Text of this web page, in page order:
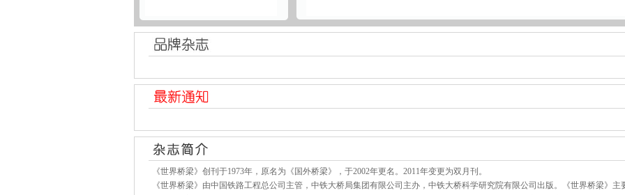
《世界桥梁》创刊于1973年，原名为《国外桥梁》，于2002年更名。2011年变更为双月刊。
《世界桥梁》由中国铁路工程总公司主管，中铁大桥局集团有限公司主办，中铁大桥科学研究院有限公司出版。《世界桥梁》主